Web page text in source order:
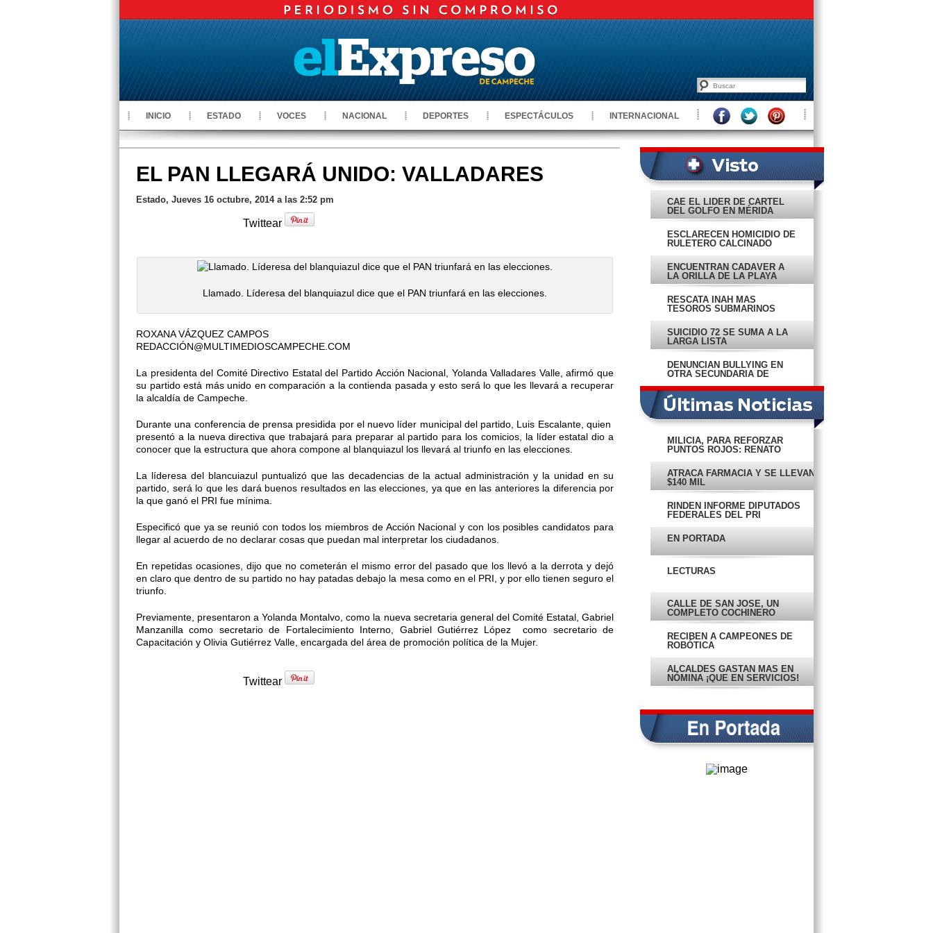
INICIO ESTADO VOCES NACIONAL DEPORTES ESPECTÁCULOS INTERNACIONAL
EL PAN LLEGARÁ UNIDO: VALLADARES
Estado, Jueves 16 octubre, 2014 a las 2:52 pm
Twittear
Llamado. Líderesa del blanquiazul dice que el PAN triunfará en las elecciones.
ROXANA VÁZQUEZ CAMPOS
REDACCIÓN@MULTIMEDIOSCAMPECHE.COM
La presidenta del Comité Directivo Estatal del Partido Acción Nacional, Yolanda Valladares Valle, afirmó que
su partido está más unido en comparación a la contienda pasada y esto será lo que les llevará a recuperar
la alcaldía de Campeche.
Durante una conferencia de prensa presidida por el nuevo líder municipal del partido, Luis Escalante, quien
presentó a la nueva directiva que trabajará para preparar al partido para los comicios, la líder estatal dio a
conocer que la estructura que ahora compone al blanquiazul los llevará al triunfo en las elecciones.
La líderesa del blancuiazul puntualizó que las decadencias de la actual administración y la unidad en su
partido, será lo que les dará buenos resultados en las elecciones, ya que en las anteriores la diferencia por
la que ganó el PRI fue mínima.
Especificó que ya se reunió con todos los miembros de Acción Nacional y con los posibles candidatos para
llegar al acuerdo de no declarar cosas que puedan mal interpretar los ciudadanos.
En repetidas ocasiones, dijo que no cometerán el mismo error del pasado que los llevó a la derrota y dejó
en claro que dentro de su partido no hay patadas debajo la mesa como en el PRI, y por ello tienen seguro el
triunfo.
Previamente, presentaron a Yolanda Montalvo, como la nueva secretaria general del Comité Estatal, Gabriel
Manzanilla como secretario de Fortalecimiento Interno, Gabriel Gutiérrez López como secretario de
Capacitación y Olivia Gutiérrez Valle, encargada del área de promoción política de la Mujer.
Twittear
CAE EL LÍDER DE CÁRTEL
DEL GOLFO EN MÉRIDA
ESCLARECEN HOMICIDIO DE
RULETERO CALCINADO
ENCUENTRAN CADÁVER A
LA ORILLA DE LA PLAYA
RESCATA INAH MÁS
TESOROS SUBMARINOS
SUICIDIO 72 SE SUMA A LA
LARGA LISTA
DENUNCIAN BULLYING EN
OTRA SECUNDARIA DE
MILICIA, PARA REFORZAR
PUNTOS ROJOS: RENATO
ATRACA FARMACIA Y SE LLEVAN
$140 MIL
RINDEN INFORME DIPUTADOS
FEDERALES DEL PRI
EN PORTADA
LECTURAS
CALLE DE SAN JOSÉ, UN
COMPLETO COCHINERO
RECIBEN A CAMPEONES DE
ROBÓTICA
ALCALDES GASTAN MÁS EN
NÓMINA ¡QUE EN SERVICIOS!
CANDIDATURA DEL PRI
DAN FORMAL PRISIÓN A
EMPLEADO DE COMETRA
CONVOCAN A FÉMINAS
TRABAJADORAS